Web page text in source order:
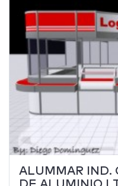
ALUMMAR IND.